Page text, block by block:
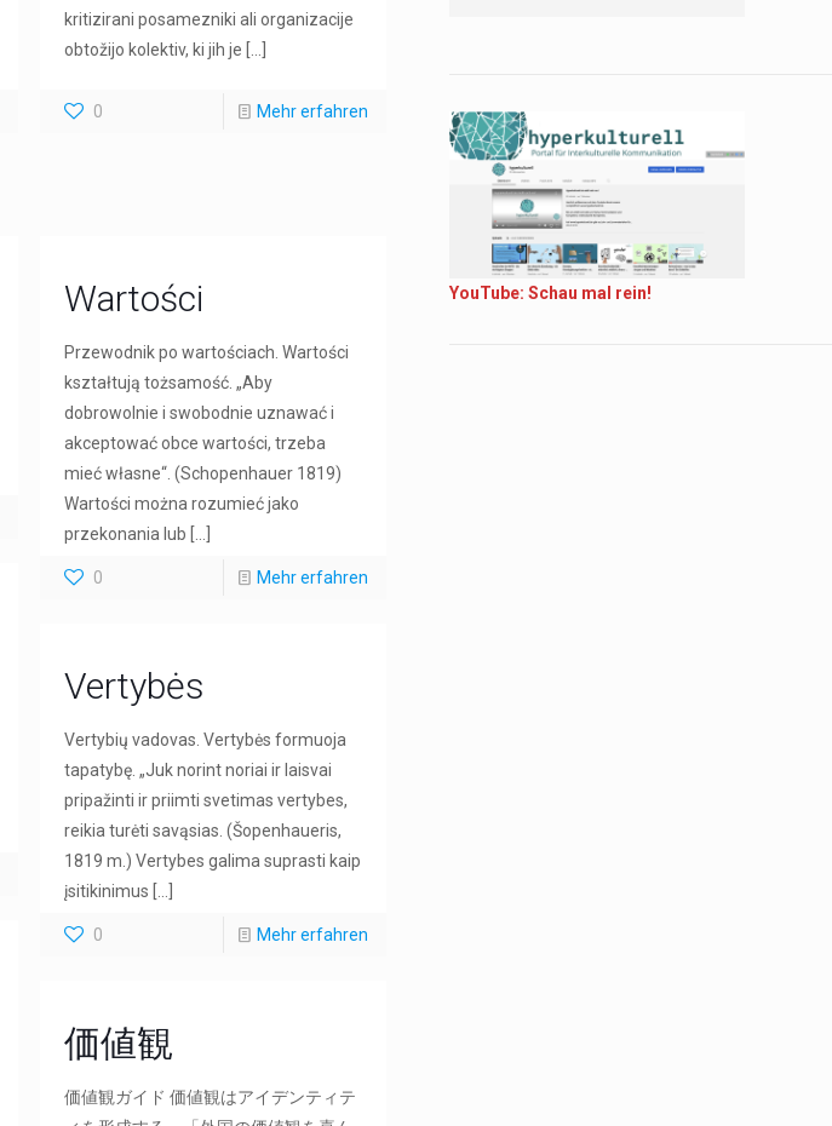
kritizirani posamezniki ali organizacije
obtožijo kolektiv, ki jih je
0 Mehr erfahren
Wartości
Przewodnik po wartościach. Wartości
kształtują tożsamość. „Aby
dobrowolnie i swobodnie uznawać i
akceptować obce wartości, trzeba
mieć własne“. (Schopenhauer 1819)
Wartości można rozumieć jako
przekonania lub
0 Mehr erfahren
Vertybės
Vertybių vadovas. Vertybės formuoja
tapatybę. „Juk norint noriai ir laisvai
pripažinti ir priimti svetimas vertybes,
reikia turėti savąsias. (Šopenhaueris,
1819 m.) Vertybes galima suprasti kaip
įsitikinimus
0 Mehr erfahren
価値観
価値観ガイド 価値観はアイデンティテ
YouTube: Schau mal rein!